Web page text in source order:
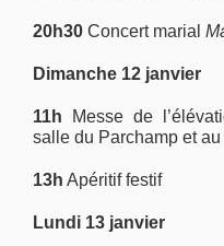
20h30 Concert marial
Dimanche 12 janvier
11h Messe de
salle du Parchamp et
13h Apéritif festif
Lundi 13 janvier